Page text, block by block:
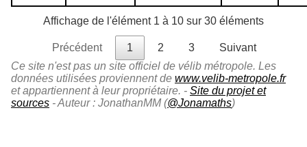
Affichage de l'élément 1 à 10 sur 30 éléments
Précédent 1 2 3
Suivant
Ce site n'est pas un site officiel de vélib métropole. Les
données utilisées proviennent de www.velib-metropole.fr
et appartiennent à leur propriétaire. - Site du projet et
sources - Auteur : JonathanMM (@Jonamaths)